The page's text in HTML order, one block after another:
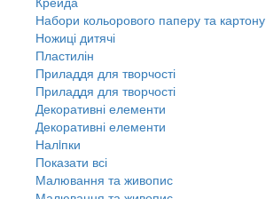
Набори кольорового паперу та картону
Ножиці дитячі
Пластилін
Приладдя для творчості
Приладдя для творчості
Декоративні елементи
Декоративні елементи
Налiпки
Показати всі
Малювання та живопис